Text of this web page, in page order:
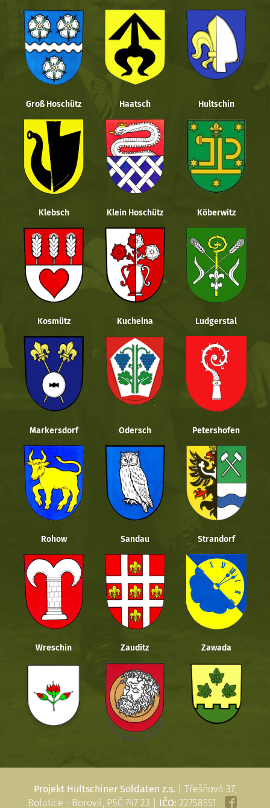
Groß Hoschütz Haatsch Hultschin
Klebsch Klein Hoschütz Köberwitz
Kosmütz Kuchelna Ludgerstal
Markersdorf Odersch Petershofen
Rohow Sandau Strandorf
Wreschin Zauditz Zawada
Projekt Hultschiner Soldaten z.s. | Třešňová 37,
Bolatice - Borová, PSČ 747 23 | IČO: 22758551